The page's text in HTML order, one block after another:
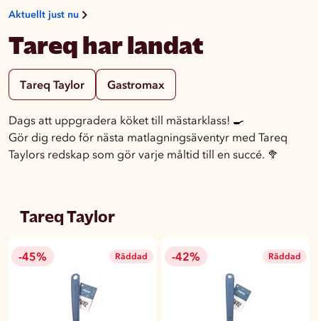
Aktuellt just nu
Tareq har landat
Tareq Taylor Gastromax
Dags att uppgradera köket till mästarklass! 🍳
Gör dig redo för nästa matlagningsäventyr med Tareq
Taylors redskap som gör varje måltid till en succé. 🥦
Tareq Taylor
-45% Räddad -42% Räddad